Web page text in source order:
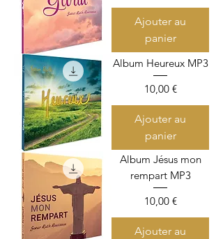
Ajouter au
panier
Album Heureux MP3
Prix
10,00 €
Ajouter au
panier
Album Jésus mon
rempart MP3
Prix
10,00 €
Ajouter au